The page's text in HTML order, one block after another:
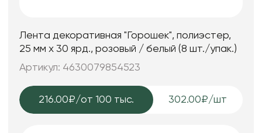
Лента декоративная "Горошек", полиэстер,
25 мм х 30 ярд., розовый / белый (8 шт./упак.)
Артикул: 4630079854523
216.00₽/от 100 тыс. 302.00₽/шт